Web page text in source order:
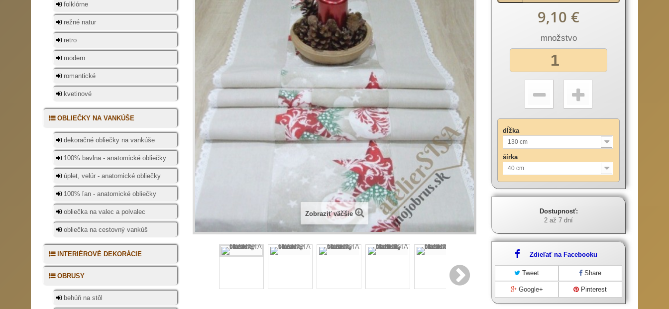
folklórne
režné natur
retro
modern
romantické
kvetinové
OBLIEČKY NA VANKÚŠE
dekoračné obliečky na vankúše
100% bavlna - anatomické obliečky
úplet, velúr - anatomické obliečky
100% ľan - anatomické obliečky
obliečka na valec a polvalec
obliečka na cestovný vankúš
INTERIÉROVÉ DEKORÁCIE
OBRUSY
behúň na stôl
Zobraziť väčšie
9,10 €
množstvo
dĺžka
130 cm
šírka
40 cm
Dostupnosť:
2 až 7 dní
Zdieľať na Facebooku
Tweet Share
Google+ Pinterest